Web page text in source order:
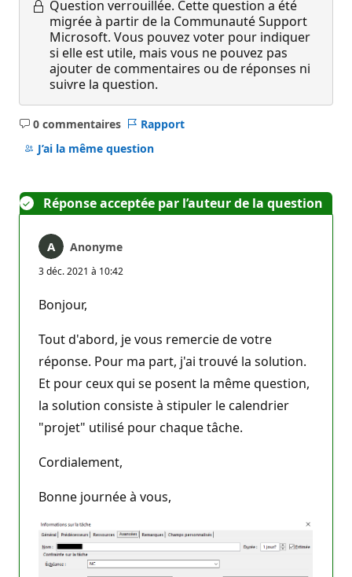
Question verrouillée. Cette question a été
migrée à partir de la Communauté Support
Microsoft. Vous pouvez voter pour indiquer
si elle est utile, mais vous ne pouvez pas
ajouter de commentaires ou de réponses ni
suivre la question.
0 commentaires
Aucun
commentaire
Rapport
J’ai la même question
Réponse acceptée par l’auteur de la question
Anonyme
3 déc. 2021 à 10:42
Bonjour,
Tout d'abord, je vous remercie de votre
réponse. Pour ma part, j'ai trouvé la solution.
Et pour ceux qui se posent la même question,
la solution consiste à stipuler le calendrier
"projet" utilisé pour chaque tâche.
Cordialement,
Bonne journée à vous,